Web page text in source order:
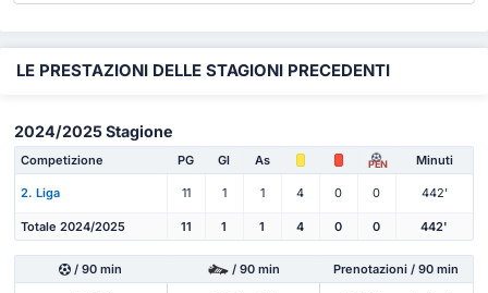
LE PRESTAZIONI DELLE STAGIONI PRECEDENTI
2024/2025 Stagione
Competizione PG Gl As PEN Minuti
2. Liga 11 1 1 4 0 0 442'
Totale 2024/2025 11 1 1 4 0 0 442'
/ 90 min / 90 min Prenotazioni / 90 min